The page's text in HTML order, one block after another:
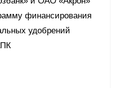
финансирования
удобрений